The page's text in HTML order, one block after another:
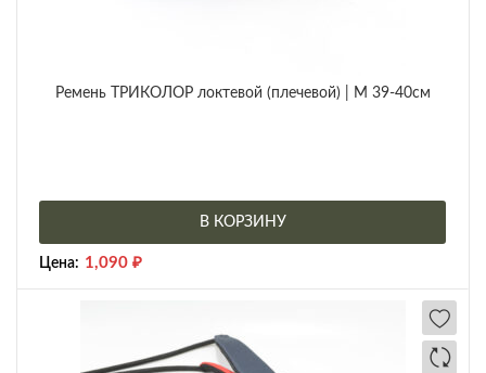
Ремень ТРИКОЛОР локтевой (плечевой) | M 39-40см
В КОРЗИНУ
Цена: 1,090 ₽